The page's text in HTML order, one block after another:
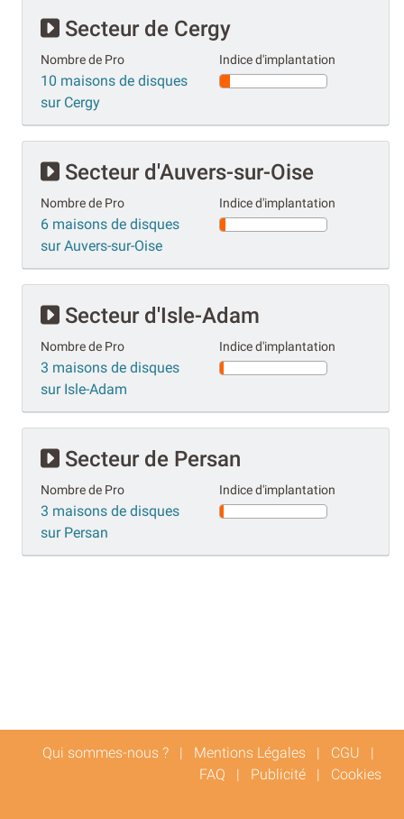
Secteur de Cergy
Nombre de Pro
10 maisons de disques
sur Cergy
Indice d'implantation
Secteur d'Auvers-sur-Oise
Nombre de Pro
6 maisons de disques
sur Auvers-sur-Oise
Indice d'implantation
Secteur d'Isle-Adam
Nombre de Pro
3 maisons de disques
sur Isle-Adam
Indice d'implantation
Secteur de Persan
Nombre de Pro
3 maisons de disques
sur Persan
Indice d'implantation
Qui sommes-nous ? | Mentions Légales | CGU |
FAQ | Publicité | Cookies